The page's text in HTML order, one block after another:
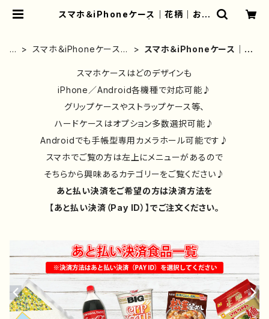
スマホ＆iPhoneケース｜花柄｜おし
ラストレーター/グッズ/人気/後払い/
通販｜雑貨屋アリうさ
ホ
スマホ＆iPhoneケース｜
スマホ＆iPhoneケース｜花
気
スマホケースはどのデザインも
iPhone／Android各機種で対応可能♪
グリップケースやストラップケース等、
ハードケースはオプション多数選択可能♪
Androidでも手帳型専用カメラホール可能です♪
スマホでご覧の方は左上にメニューがあるので
そちらから興味あるカテゴリーをご覧ください♪
あと払い決済をご希望の方は決済方法を
【あと払い決済（Pay ID）】でご注文ください。